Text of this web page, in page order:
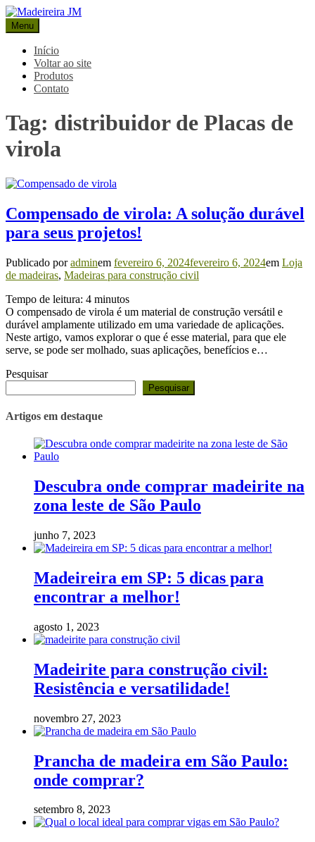
Pular
para
o
conteúdo
Madeireira JM
Blog Madeireira JM
Menu
Início
Voltar ao site
Produtos
Contato
Tag: distribuidor de Placas de
virola
Compensado de virola: A solução durável
para seus projetos!
Publicado poradminem fevereiro 6, 2024fevereiro 6, 2024em Loja
de madeiras, Madeiras para construção civil
Tempo de leitura: 4 minutos
O compensado de virola é um material de construção versátil e
durável amplamente utilizado em uma variedade de aplicações.
Neste artigo, vamos explorar o que é esse material, para que ele
serve, se pode ser molhado, suas aplicações, benefícios e…
Pesquisar
Pesquisar
Artigos em destaque
Descubra onde comprar madeirite na
zona leste de São Paulo
junho 7, 2023
Madeireira em SP: 5 dicas para
encontrar a melhor!
agosto 1, 2023
Madeirite para construção civil:
Resistência e versatilidade!
novembro 27, 2023
Prancha de madeira em São Paulo:
onde comprar?
setembro 8, 2023